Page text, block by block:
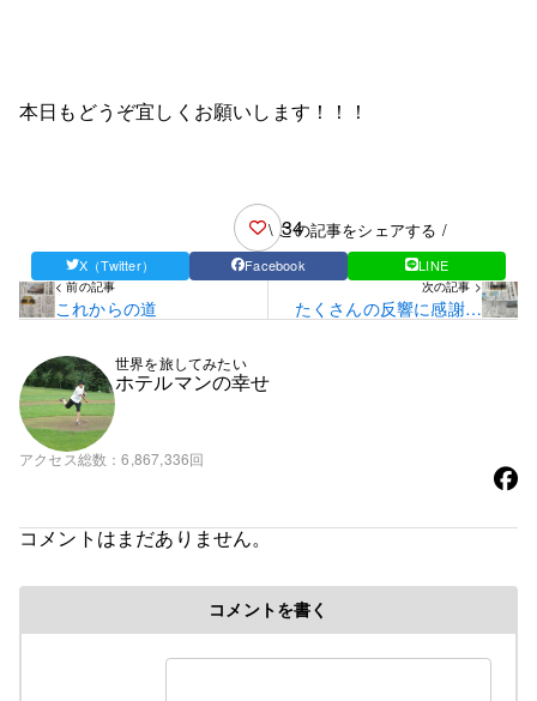
本日もどうぞ宜しくお願いします！！！
34
\ この記事をシェアする /
X（Twitter） Facebook LINE
< 前の記事
これからの道
次の記事 >
たくさんの反響に感謝感
激でございます！！
世界を旅してみたい
ホテルマンの幸せ
アクセス総数 6,867,336回
コメントはまだありません。
コメントを書く